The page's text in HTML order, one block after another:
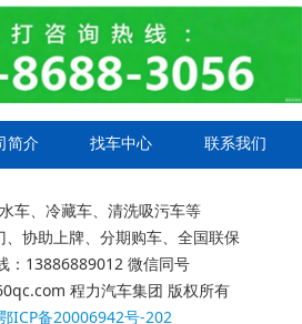
简介 找车中心 联系我们
车、冷藏车、清洗吸污车等
协助上牌、分期购车、全国联保
：13886889012 微信同号
程力汽车集团 版权所有
ICP备20006942号-202